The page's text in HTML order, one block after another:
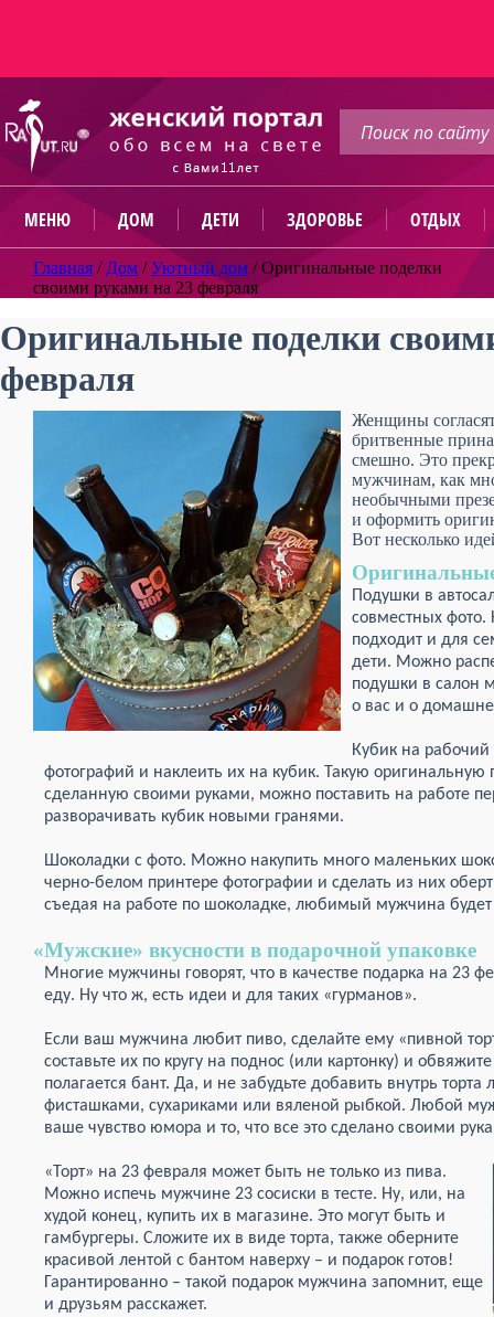
МЕНЮ ДОМ ДЕТИ ЗДОРОВЬЕ ОТДЫХ
Главная / Дом /Уютный дом /Оригинальные поделки
своими руками на 23 февраля
Оригинальные поделки
февраля
Женщины
бритвенные
смешно. Это
мужчинам, как
необычными
и оформить
Вот несколько
Подушки в
совместных фото.
подходит и для
дети. Можно
подушки в салон
о вас и о
Кубик на
фотографий и наклеить их на кубик. Такую
сделанную своими руками, можно поставить на работе
разворачивать кубик новыми гранями.
Шоколадки с фото. Можно накупить много маленьких
черно-белом принтере фотографии и сделать из них
съедая на работе по шоколадке, любимый мужчина будет
«Мужские» вкусности в подарочной упаковке
Многие мужчины говорят, что в качестве подарка на 23
еду. Ну что ж, есть идеи и для таких «гурманов».
Если ваш мужчина любит пиво, сделайте ему «пивной
составьте их по кругу на поднос (или картонку) и
полагается бант. Да, и не забудьте добавить внутрь торта
фисташками, сухариками или вяленой рыбкой. Любой
ваше чувство юмора и то, что все это сделано своими
«Торт» на 23 февраля может быть не только из пива.
Можно испечь мужчине 23 сосиски в тесте. Ну, или, на
худой конец, купить их в магазине. Это могут быть и
гамбургеры. Сложите их в виде торта, также оберните
красивой лентой с бантом наверху – и подарок готов!
Гарантированно – такой подарок мужчина запомнит, еще
и друзьям расскажет.